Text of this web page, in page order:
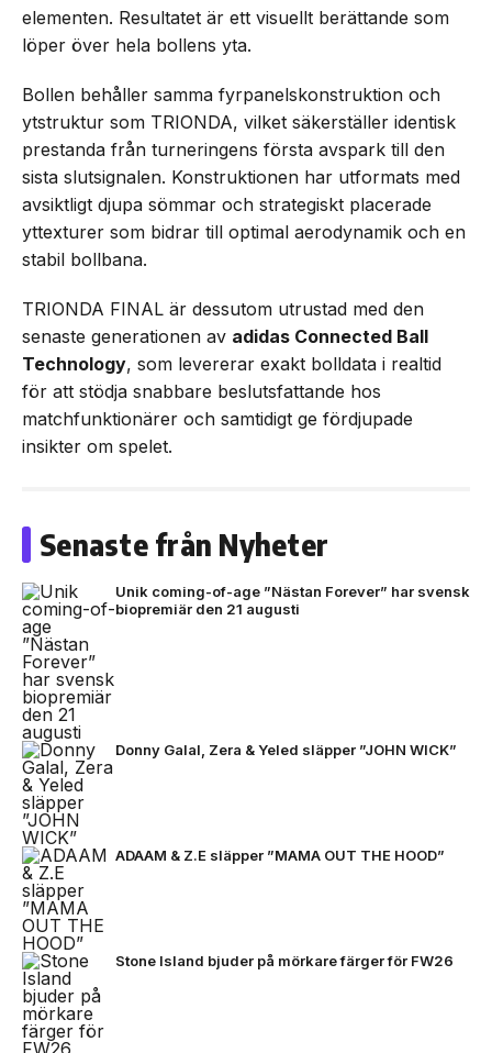
elementen. Resultatet är ett visuellt berättande som
löper över hela bollens yta.
Bollen behåller samma fyrpanelskonstruktion och
ytstruktur som TRIONDA, vilket säkerställer identisk
prestanda från turneringens första avspark till den
sista slutsignalen. Konstruktionen har utformats med
avsiktligt djupa sömmar och strategiskt placerade
yttexturer som bidrar till optimal aerodynamik och en
stabil bollbana.
TRIONDA FINAL är dessutom utrustad med den
senaste generationen av adidas Connected Ball
Technology, som levererar exakt bolldata i realtid
för att stödja snabbare beslutsfattande hos
matchfunktionärer och samtidigt ge fördjupade
insikter om spelet.
Senaste från Nyheter
Unik coming-of-age ”Nästan Forever” har svensk
biopremiär den 21 augusti
Donny Galal, Zera & Yeled släpper ”JOHN WICK”
ADAAM & Z.E släpper ”MAMA OUT THE HOOD”
Stone Island bjuder på mörkare färger för FW26